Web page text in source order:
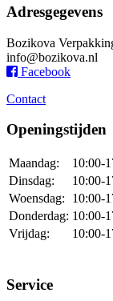
Adresgegevens
Bozikova
info@bozikova.nl
Facebook
Contact
Openingstijden
Maandag:
10:00-
Dinsdag:
10:00-
Woensdag:
10:00-
Donderdag: 10:00-
Vrijdag:
10:00-
Service